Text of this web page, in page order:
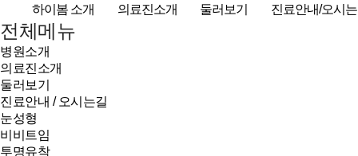
하이봄 소개
의료진소개 둘러보기 진료안내/오시
전체메뉴
병원소개
의료진소개
둘러보기
진료안내 / 오시는길
눈성형
비비트임
투명유착